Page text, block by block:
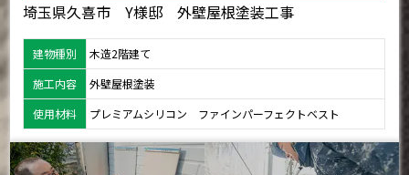
埼玉県久喜市 Y様邸 外壁屋根塗装工事
建物種別
木造2階建て
施工内容
外壁屋根塗装
使用材料
プレミアムシリコン ファインパーフェクトベスト